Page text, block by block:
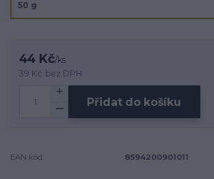
44 Kč/ks
39 Kč bez DPH
Přidat do košíku
EAN kód: 8594200901011